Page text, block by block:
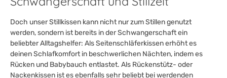
Doch unser Stillkissen kann nicht nur zum Stillen genutzt
werden, sondern ist bereits in der Schwangerschaft ein
beliebter Alltagshelfer: Als Seitenschläferkissen erhöht es
deinen Schlafkomfort in beschwerlichen Nächten, indem es
Rücken und Babybauch entlastet. Als Rückenstütz- oder
Nackenkissen ist es ebenfalls sehr beliebt bei werdenden